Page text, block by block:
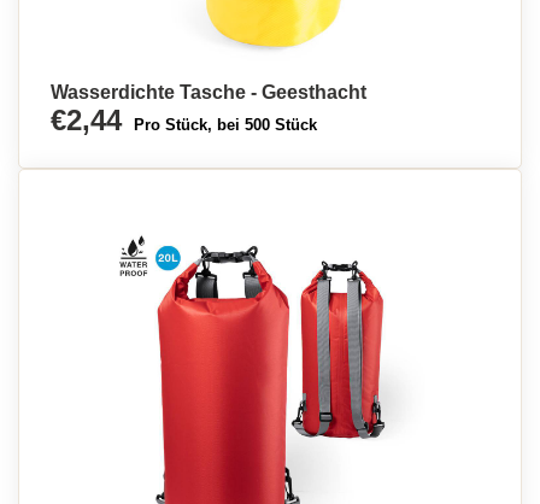
Wasserdichte Tasche - Geesthacht
€2,44 Pro Stück, bei 500 Stück